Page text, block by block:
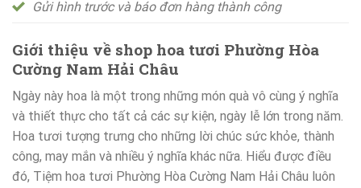
Gửi hình trước và báo đơn hàng thành công
Giới thiệu về shop hoa tươi Phường Hòa
Cường Nam Hải Châu
Ngày này hoa là một trong những món quà vô cùng ý nghĩa
và thiết thực cho tất cả các sự kiện, ngày lễ lớn trong năm.
Hoa tươi tượng trưng cho những lời chúc sức khỏe, thành
công, may mắn và nhiều ý nghĩa khác nữa. Hiểu được điều
đó, Tiệm hoa tươi Phường Hòa Cường Nam Hải Châu luôn